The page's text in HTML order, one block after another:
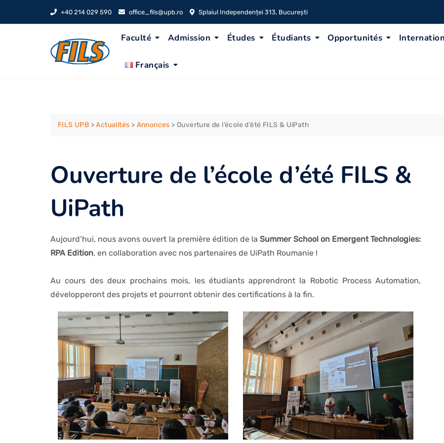
+40 214 029 590 office_fils@upb.ro Splaiul Independenței 313, București
Faculté Admission Études Étudiants Opportunités
Français
FILS UPB >Actualités > Annonces > Ouverture de l’école d’été FILS & UiPath
Ouverture de l’école d’été FILS &
UiPath
Aujourd’hui, nous avons ouvert la première édition de laSummer School on Emergent Technologies:
RPA Edition, en collaboration avec nos partenaires de UiPath Roumanie !
Au cours des deux prochains mois, les étudiants apprendront la Robotic Process Automation,
développeront des projets et pourront obtenir des certifications à la fin.